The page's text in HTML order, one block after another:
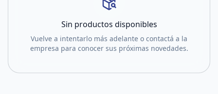
Sin productos disponibles
Vuelve a intentarlo más adelante o contactá a la
empresa para conocer sus próximas novedades.